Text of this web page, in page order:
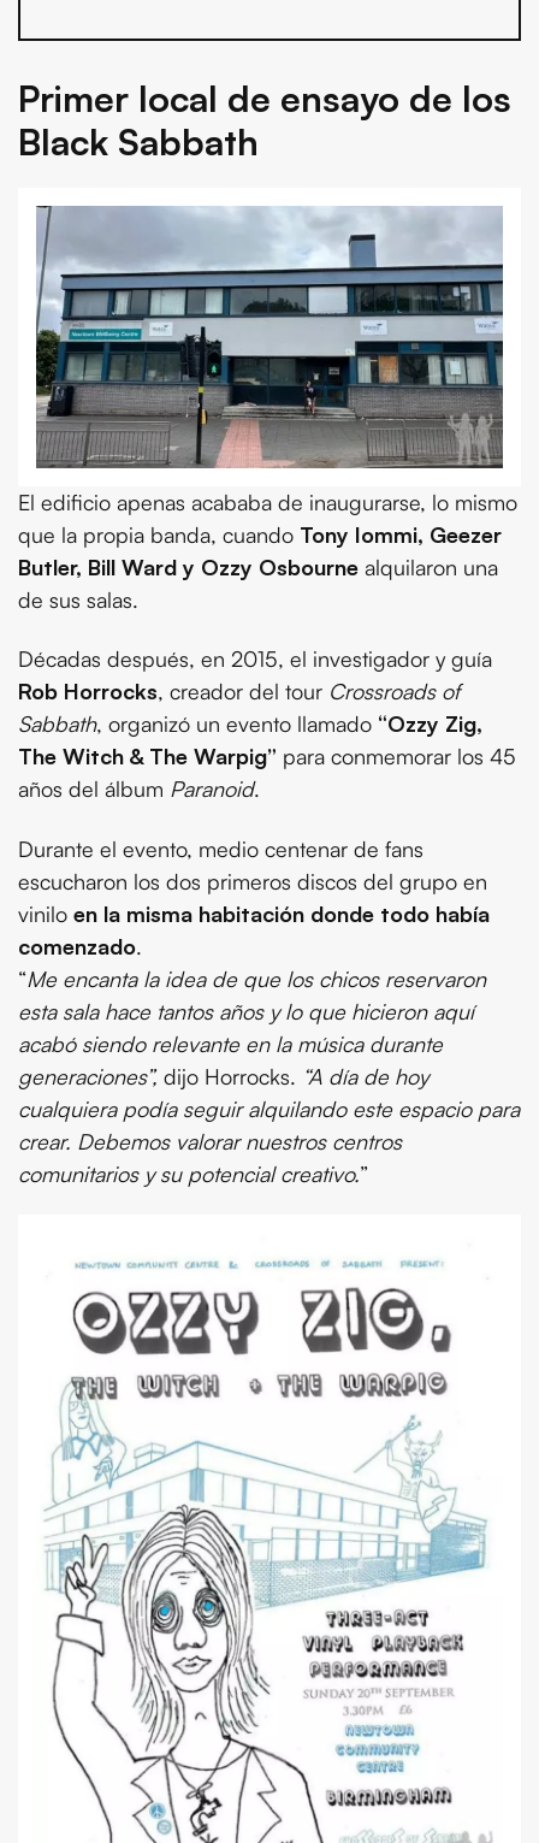
Primer local de ensayo de los
Black Sabbath
El edificio apenas acababa de inaugurarse, lo mismo
que la propia banda, cuando Tony Iommi, Geezer
Butler, Bill Ward y Ozzy Osbourne alquilaron una
de sus salas.
Décadas después, en 2015, el investigador y guía
Rob Horrocks, creador del tour Crossroads of
Sabbath, organizó un evento llamado “Ozzy Zig,
The Witch & The Warpig” para conmemorar los 45
años del álbum Paranoid.
Durante el evento, medio centenar de fans
escucharon los dos primeros discos del grupo en
vinilo en la misma habitación donde todo había
comenzado.
“Me encanta la idea de que los chicos reservaron
esta sala hace tantos años y lo que hicieron aquí
acabó siendo relevante en la música durante
generaciones”, dijo Horrocks. “A día de hoy
cualquiera podía seguir alquilando este espacio para
crear. Debemos valorar nuestros centros
comunitarios y su potencial creativo.”